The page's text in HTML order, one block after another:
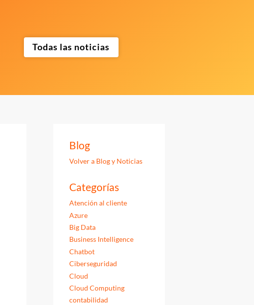
Todas las noticias
Blog
Volver a Blog y Noticias
Categorías
Atención al cliente
Azure
Big Data
Business Intelligence
Chatbot
Ciberseguridad
Cloud
Cloud Computing
contabilidad